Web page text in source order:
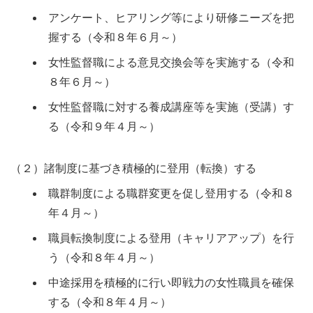
アンケート、ヒアリング等により研修ニーズを把
握する（令和８年６月～）
女性監督職による意見交換会等を実施する（令和
８年６月～）
女性監督職に対する養成講座等を実施（受講）す
る（令和９年４月～）
（２）諸制度に基づき積極的に登用（転換）する
職群制度による職群変更を促し登用する（令和８
年４月～）
職員転換制度による登用（キャリアアップ）を行
う（令和８年４月～）
中途採用を積極的に行い即戦力の女性職員を確保
する（令和８年４月～）